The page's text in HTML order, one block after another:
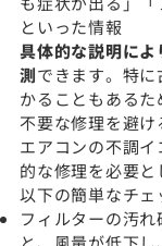
といった情報
具体的な説明に
測できます。特
かることもあるた
不要な修理を避
エアコンの不調
的な修理を必要
以下の簡単なチェ
フィルターの汚